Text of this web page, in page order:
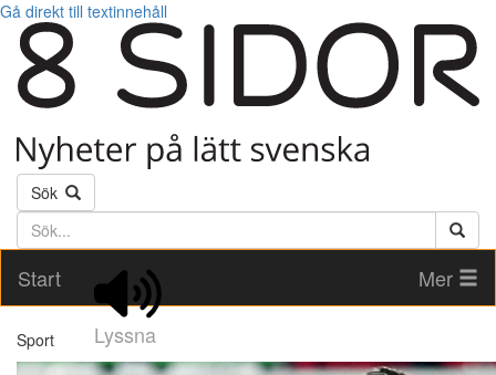
Gå direkt till textinnehåll
Sök
Söktext
Start
Lyssna
Mer
Sport